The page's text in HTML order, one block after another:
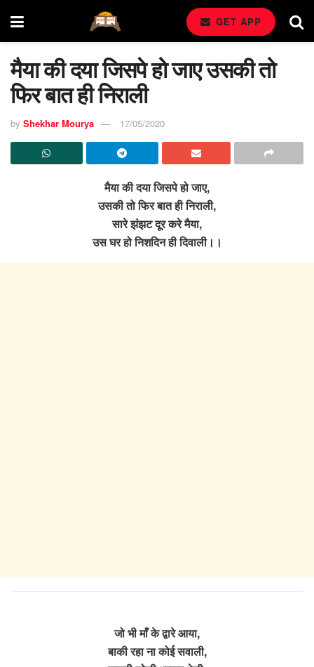
GET APP
मैया की दया जिसपे हो जाए उसकी तो
फिर बात ही निराली
by Shekhar Mourya 17/05/2020
मैया की दया जिसपे हो जाए,
उसकी तो फिर बात ही निराली,
सारे झंझट दूर करे मैया,
उस घर हो निशदिन ही दिवाली।।
जो भी माँ के द्वारे आया,
बाकी रहा ना कोई सवाली,